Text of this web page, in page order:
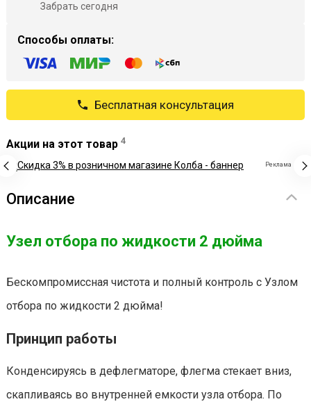
Забрать сегодня
Способы оплаты:
Бесплатная консультация
Акции на этот товар 4
Реклама
Описание
Узел отбора по жидкости 2 дюйма
Бескомпромиссная чистота и полный контроль с Узлом
отбора по жидкости 2 дюйма!
Принцип работы
Конденсируясь в дефлегматоре, флегма стекает вниз,
скапливаясь во внутренней емкости узла отбора. По